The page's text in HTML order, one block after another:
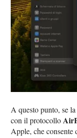
A questo punto, se
con il protocollo
Apple, che